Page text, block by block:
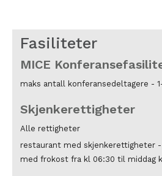
Fasiliteter
MICE
maks antall konferansedeltagere -
Skjenkerettigheter
Alle rettigheter
restaurant med skjenkerettigheter -
med frokost fra kl 06:30 til middag